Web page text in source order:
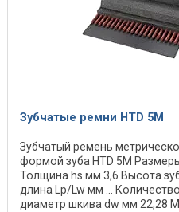
Зубчатые ремни HTD 5M
Зубчатый ремень
формой зуба HTD 5M
Толщина hs мм 3,6 Высота
длина Lp/Lw мм …
диаметр шкива dw мм 22,28